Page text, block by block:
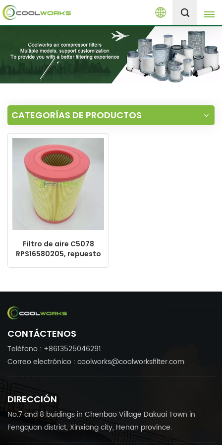
Español
English
español
العربية
русский
+8613525046291
CATEGORÍAS DE PRODUCTOS
Filtro de aire C5078
RPS16580205, repuesto
CONTÁCTENOS
Teléfono : +8613525046291
Correo electrónico : coolworks@coolworksfilter.com
DIRECCIÓN
No.7 and 8 buidings in Chenbao Village Dakuai Town in
Fengquan district, Xinxiang city, Henan province.